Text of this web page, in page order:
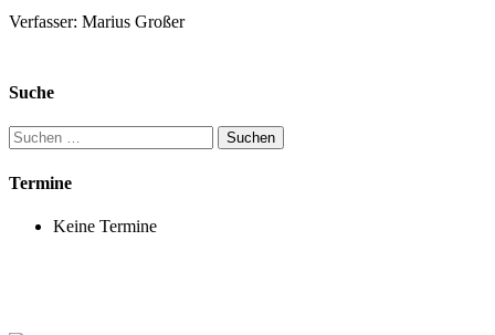
Verfasser: Marius Großer
Suche
Suchen
nach:
Termine
Keine Termine